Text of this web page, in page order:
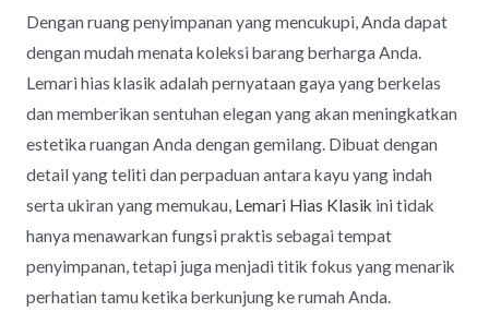
Dengan ruang penyimpanan yang mencukupi, Anda dapat
dengan mudah menata koleksi barang berharga Anda.
Lemari hias klasik adalah pernyataan gaya yang berkelas
dan memberikan sentuhan elegan yang akan meningkatkan
estetika ruangan Anda dengan gemilang. Dibuat dengan
detail yang teliti dan perpaduan antara kayu yang indah
serta ukiran yang memukau, Lemari Hias Klasik ini tidak
hanya menawarkan fungsi praktis sebagai tempat
penyimpanan, tetapi juga menjadi titik fokus yang menarik
perhatian tamu ketika berkunjung ke rumah Anda.